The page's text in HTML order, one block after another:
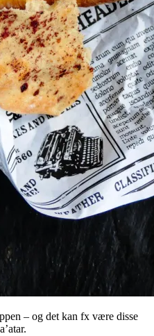
– og det kan fx være disse